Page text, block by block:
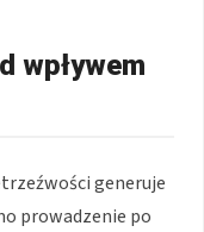
wpływem
generuje
prowadzenie po